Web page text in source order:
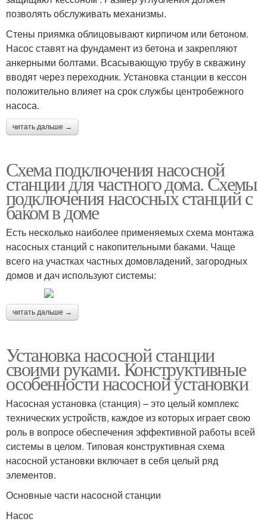
позволять обслуживать механизмы.
Стены приямка облицовывают кирпичом или бетоном.
Насос ставят на фундамент из бетона и закрепляют
анкерными болтами. Всасывающую трубу в скважину
вводят через переходник. Установка станции в кессон
положительно влияет на срок службы центробежного
насоса.
читать дальше →
Схема подключения насосной
станции для частного дома. Схемы
подключения насосных станций с
баком в доме
Есть несколько наиболее применяемых схема монтажа
насосных станций с накопительными баками. Чаще
всего на участках частных домовладений, загородных
домов и дач используют системы:
читать дальше →
Установка насосной станции
своими руками. Конструктивные
особенности насосной установки
Насосная установка (станция) – это целый комплекс
технических устройств, каждое из которых играет свою
роль в вопросе обеспечения эффективной работы всей
системы в целом. Типовая конструктивная схема
насосной установки включает в себя целый ряд
элементов.
Основные части насосной станции
Насос